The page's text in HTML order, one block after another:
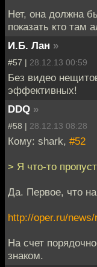
Нет, она должна
показать кто там
И.Б. Лан »
#57 | 28.12.13 00:59
Без видео
эффективных!
DDQ »
#58 | 28.12.13 08:28
Кому: shark, #52
> Я что-то
Да. Первое, что
http://oper.ru/
На счет
знаком.